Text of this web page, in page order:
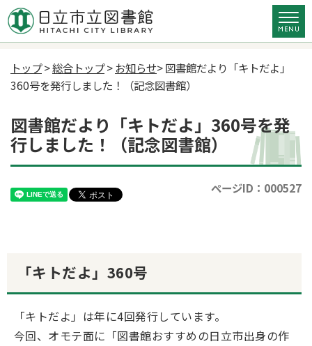
トップ>総合トップ>お知らせ> 図書館だより「キトだよ」
360号を発行しました！（記念図書館）
図書館だより「キトだよ」360号を発
行しました！（記念図書館）
ページID：000527
「キトだよ」360号
「キトだよ」は年に4回発行しています。
今回、オモテ面に「図書館おすすめの日立市出身の作